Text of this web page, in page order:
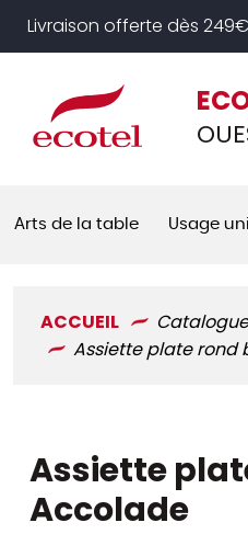
Livraison offerte dès
Arts de la table Usage
ACCUEIL Catalogue
Assiette plate rond
Assiette
Accolade
Panneau de gestion des